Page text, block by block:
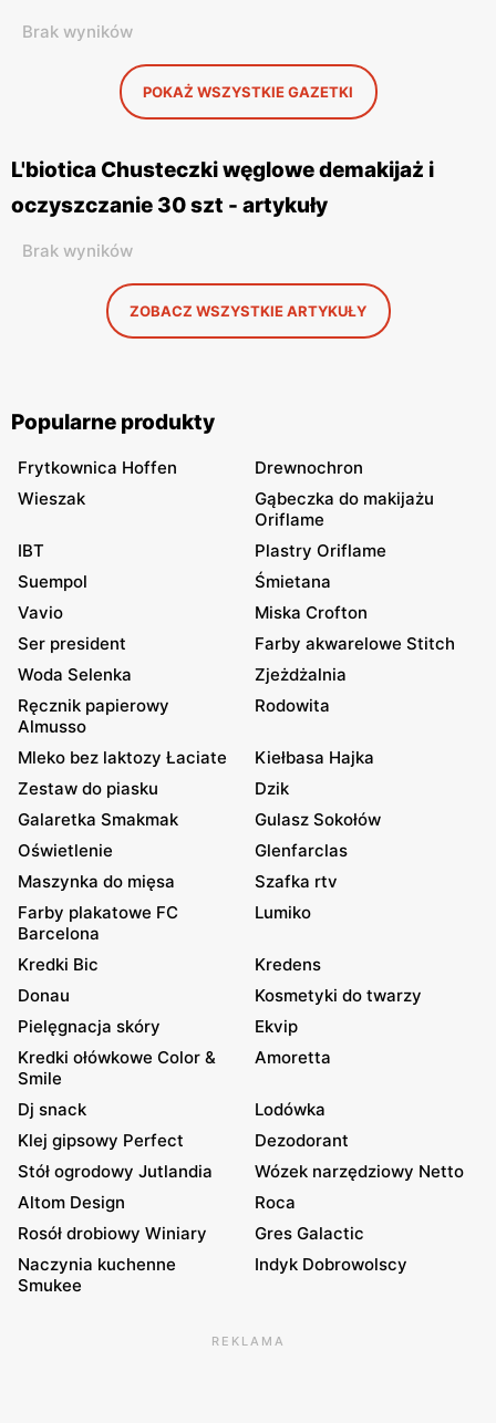
Brak wyników
POKAŻ WSZYSTKIE GAZETKI
L'biotica Chusteczki węglowe demakijaż i
oczyszczanie 30 szt - artykuły
Brak wyników
ZOBACZ WSZYSTKIE ARTYKUŁY
Popularne produkty
Frytkownica Hoffen
Drewnochron
Wieszak
Gąbeczka do makijażu
Oriflame
IBT
Plastry Oriflame
Suempol
Śmietana
Vavio
Miska Crofton
Ser president
Farby akwarelowe Stitch
Woda Selenka
Zjeżdżalnia
Ręcznik papierowy
Almusso
Rodowita
Mleko bez laktozy Łaciate
Kiełbasa Hajka
Zestaw do piasku
Dzik
Galaretka Smakmak
Gulasz Sokołów
Oświetlenie
Glenfarclas
Maszynka do mięsa
Szafka rtv
Farby plakatowe FC
Barcelona
Lumiko
Kredki Bic
Kredens
Donau
Kosmetyki do twarzy
Pielęgnacja skóry
Ekvip
Kredki ołówkowe Color &
Smile
Amoretta
Dj snack
Lodówka
Klej gipsowy Perfect
Dezodorant
Stół ogrodowy Jutlandia
Wózek narzędziowy Netto
Altom Design
Roca
Rosół drobiowy Winiary
Gres Galactic
Naczynia kuchenne
Smukee
Indyk Dobrowolscy
REKLAMA